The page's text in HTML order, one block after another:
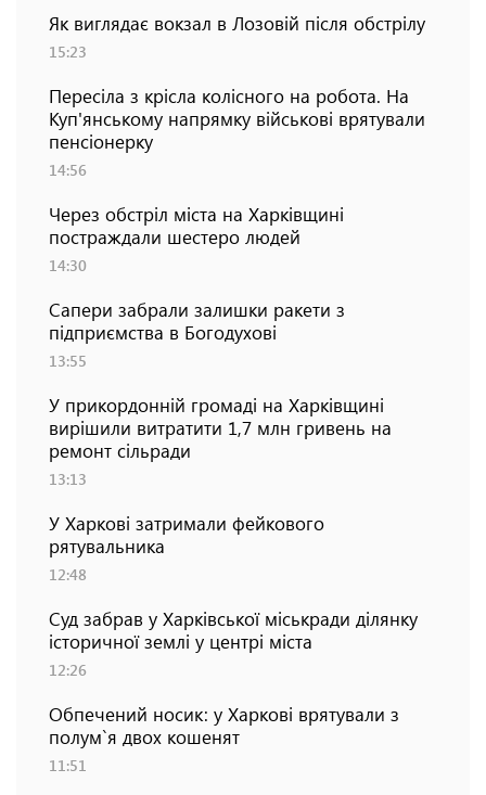
Як виглядає вокзал в Лозовій після обстрілу
15:23
Пересіла з крісла колісного на робота. На
Куп'янському напрямку військові врятували
пенсіонерку
14:56
Через обстріл міста на Харківщині
постраждали шестеро людей
14:30
Сапери забрали залишки ракети з
підприємства в Богодухові
13:55
У прикордонній громаді на Харківщині
вирішили витратити 1,7 млн гривень на
ремонт сільради
13:13
У Харкові затримали фейкового
рятувальника
12:48
Суд забрав у Харківської міськради ділянку
історичної землі у центрі міста
12:26
Обпечений носик: у Харкові врятували з
полум`я двох кошенят
11:51